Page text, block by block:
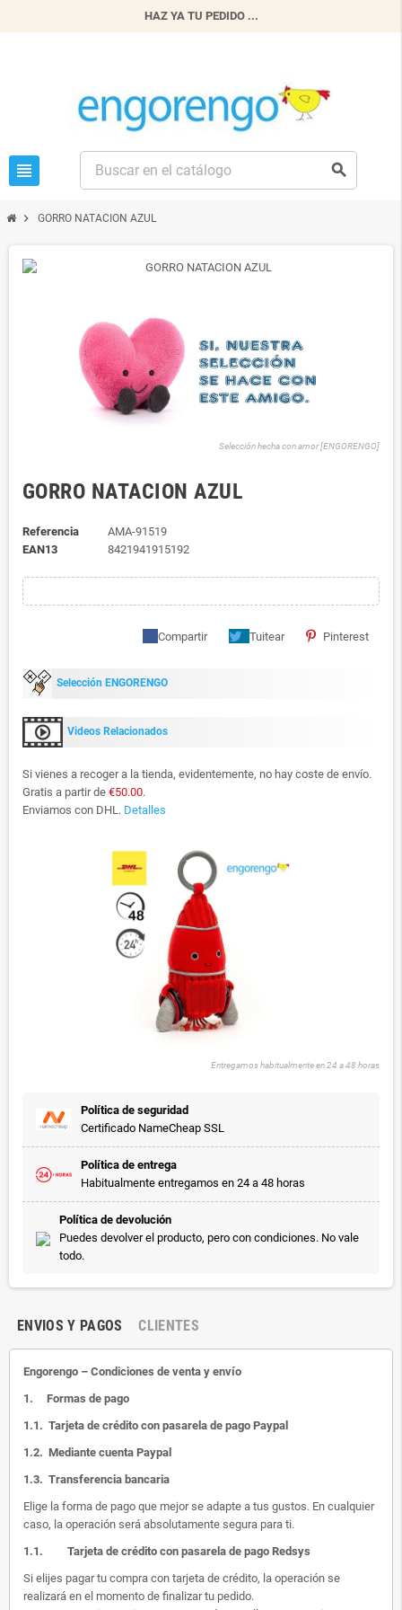
HAZ YA TU PEDIDO ...
view_headline search
chevron_right GORRO NATACION AZUL
Selección hecha con amor [ENGORENGO]
GORRO NATACION AZUL
Referencia
AMA-91519
EAN13
8421941915192
Compartir Tuitear Pinterest
Selección ENGORENGO
Videos Relacionados
Si vienes a recoger a la tienda, evidentemente, no hay coste de envío.
Gratis a partir de €50.00.
Enviamos con DHL. Detalles
Entregamos habitualmente en 24 a 48 horas
Política de seguridad
Certificado NameCheap SSL
Política de entrega
Habitualmente entregamos en 24 a 48 horas
Política de devolución
Puedes devolver el producto, pero con condiciones. No vale
todo.
ENVIOS Y PAGOS CLIENTES
Engorengo – Condiciones de venta y envío
1. Formas de pago
1.1. Tarjeta de crédito con pasarela de pago Paypal
1.2. Mediante cuenta Paypal
1.3. Transferencia bancaria
Elige la forma de pago que mejor se adapte a tus gustos. En cualquier
caso, la operación será absolutamente segura para ti.
1.1. Tarjeta de crédito con pasarela de pago Redsys
Si elijes pagar tu compra con tarjeta de crédito, la operación se
realizará en el momento de finalizar tu pedido.